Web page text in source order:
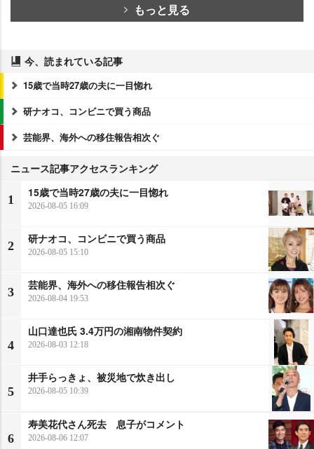
もっと見る
今、読まれている記事
15歳で当時27歳の夫に一目惚れ
研ナオコ、コンビニで買う商品
芸能界、海外への移住報告相次ぐ
ニュース記事アクセスランキング
1
15歳で当時27歳の夫に一目惚れ
2026-08-05 16:09
2
研ナオコ、コンビニで買う商品
2026-08-05 15:10
3
芸能界、海外への移住報告相次ぐ
2026-08-04 19:53
4
山口達也氏 3.4万円の湘南物件契約
2026-08-03 12:18
5
井手らっきょ、被災地で炊き出し
2026-08-05 10:39
6
寿美花代さん死去 息子がコメント
2026-08-06 12:07